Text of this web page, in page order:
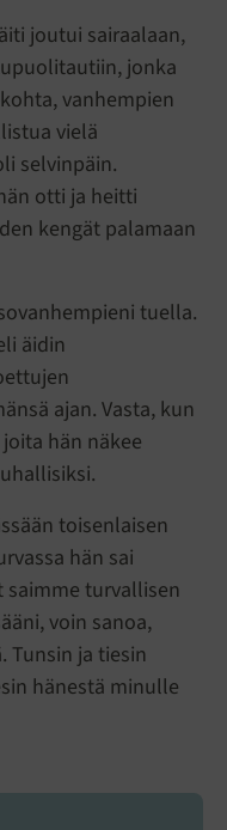
joutui sairaalaan,
jonka
vanhempien
vielä
selvinpäin.
otti ja heitti
kengät palamaan
tuella.
äidin
ajan. Vasta, kun
hän näkee
toisenlaisen
hän sai
saimme turvallisen
voin sanoa,
ja tiesin
hänestä minulle